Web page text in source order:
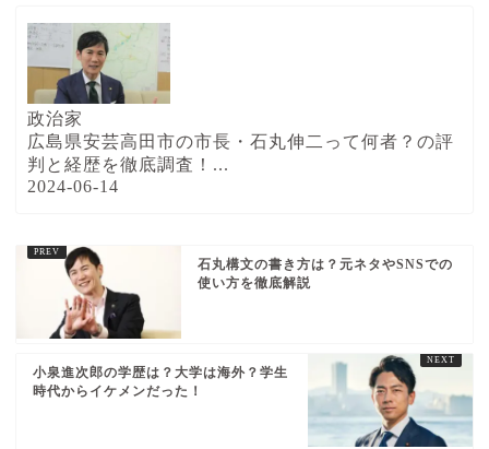
政治家
広島県安芸高田市の市長・石丸伸二って何者？の評
判と経歴を徹底調査！...
2024-06-14
石丸構文の書き方は？元ネタやSNSでの
使い方を徹底解説
小泉進次郎の学歴は？大学は海外？学生
時代からイケメンだった！